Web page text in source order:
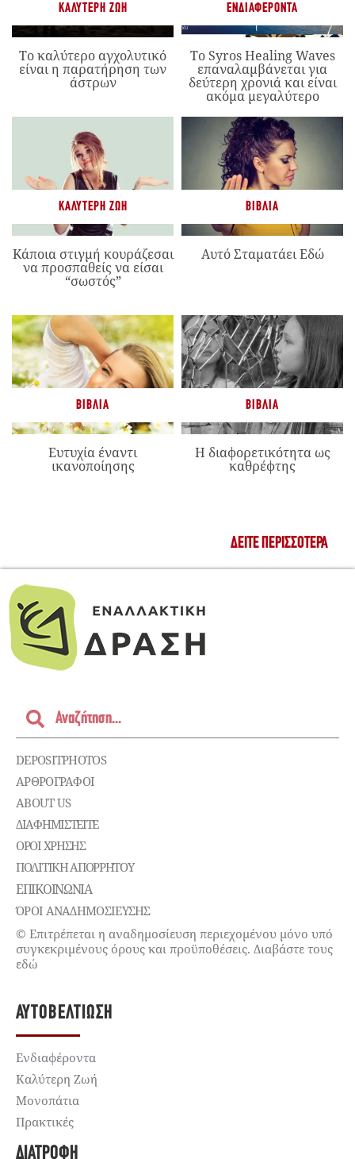
ΚΑΛΎΤΕΡΗ ΖΩΉ
Το καλύτερο αγχολυτικό
είναι η παρατήρηση των
άστρων
ΕΝΔΙΑΦΈΡΟΝΤΑ
Το Syros Healing Waves
επαναλαμβάνεται για
δεύτερη χρονιά και είναι
ακόμα μεγαλύτερο
ΚΑΛΎΤΕΡΗ ΖΩΉ
Κάποια στιγμή κουράζεσαι
να προσπαθείς να είσαι
“σωστός”
ΒΙΒΛΊΑ
Αυτό Σταματάει Εδώ
ΒΙΒΛΊΑ
Ευτυχία έναντι
ικανοποίησης
ΒΙΒΛΊΑ
Η διαφορετικότητα ως
καθρέφτης
ΔΕΊΤΕ ΠΕΡΙΣΣΌΤΕΡΑ
DEPOSITPHOTOS
ΑΡΘΡΟΓΡΑΦΟΙ
ABOUT US
ΔΙΑΦΗΜΙΣΤΕΊΤΕ
ΌΡΟΙ ΧΡΉΣΗΣ
ΠΟΛΙΤΙΚΉ ΑΠΟΡΡΉΤΟΥ
ΕΠΙΚΟΙΝΩΝΊΑ
ΌΡΟΙ ΑΝΑΔΗΜΟΣΙΕΥΣΗΣ
© Επιτρέπεται η αναδημοσίευση περιεχομένου μόνο υπό
συγκεκριμένους όρους και προϋποθέσεις. Διαβάστε τους
εδώ
ΑΥΤΟΒΕΛΤΊΩΣΗ
Ενδιαφέροντα
Καλύτερη Ζωή
Μονοπάτια
Πρακτικές
ΔΙΑΤΡΟΦΉ